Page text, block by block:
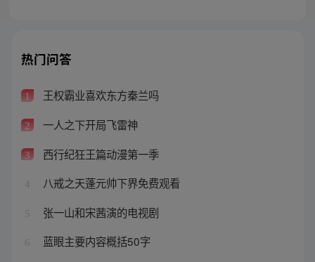
热门问答
1 王权霸业喜欢东方秦兰吗
2 一人之下开局飞雷神
3 西行纪狂王篇动漫第一季
4 八戒之天蓬元帅下界免费观看
5 张一山和宋茜演的电视剧
6 蓝眼主要内容概括50字